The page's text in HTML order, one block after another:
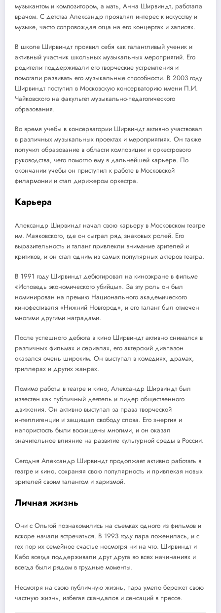
музыкантом и композитором, а мать, Анна Ширвиндт, работала
врачом. С детства Александр проявлял интерес к искусству и
музыке, часто сопровождая отца на его концертах и записях.
В школе Ширвиндт проявил себя как талантливый ученик и
активный участник школьных музыкальных мероприятий. Его
родители поддерживали его творческие устремления и
помогали развивать его музыкальные способности. В 2003 году
Ширвиндт поступил в Московскую консерваторию имени П.И.
Чайковского на факультет музыкально-педагогического
образования.
Во время учебы в консерватории Ширвиндт активно участвовал
в различных музыкальных проектах и мероприятиях. Он также
получил образование в области композиции и оркестрового
руководства, чего помогло ему в дальнейшей карьере. По
окончании учебы он приступил к работе в Московской
филармонии и стал дирижером оркестра.
Карьера
Александр Ширвиндт начал свою карьеру в Московском театре
им. Маяковского, где он сыграл ряд знаковых ролей. Его
выразительность и талант привлекли внимание зрителей и
критиков, и он стал одним из самых популярных актеров театра.
В 1991 году Ширвиндт дебютировал на киноэкране в фильме
«Исповедь экономического убийцы». За эту роль он был
номинирован на премию Национального академического
кинофестиваля «Нижний Новгород», и его талант был отмечен
многими другими наградами.
После успешного дебюта в кино Ширвиндт активно снимался в
различных фильмах и сериалах, его актерский диапазон
оказался очень широким. Он выступал в комедиях, драмах,
триллерах и других жанрах.
Помимо работы в театре и кино, Александр Ширвиндт был
известен как публичный деятель и лидер общественного
движения. Он активно выступал за права творческой
интеллигенции и защищал свободу слова. Его энергия и
напористость были восхищены многими, и он оказал
значительное влияние на развитие культурной среды в России.
Сегодня Александр Ширвиндт продолжает активно работать в
театре и кино, сохраняя свою популярность и привлекая новых
зрителей своим талантом и харизмой.
Личная жизнь
Они с Ольгой познакомились на съемках одного из фильмов и
вскоре начали встречаться. В 1993 году пара поженилась, и с
тех пор их семейное счастье несмотря ни на что. Ширвиндт и
Кабо всегда поддерживали друг друга во всех начинаниях и
всегда были рядом в трудные моменты.
Несмотря на свою публичную жизнь, пара умело бережет свою
частную жизнь, избегая скандалов и сенсаций в прессе.